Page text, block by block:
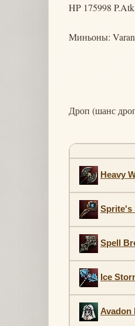
HP 175998
Миньоны:
Дроп (шанс
Heavy
Sprite's
Spell
Ice
Avadon